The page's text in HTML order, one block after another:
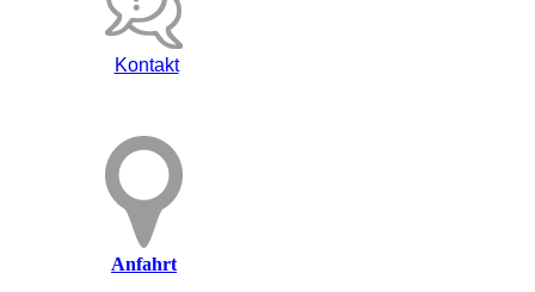
Kontakt
Anfahrt